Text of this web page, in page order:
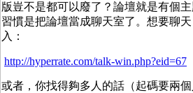
版豈不是都可以廢了？論壇就是有個
習慣是把論壇當成聊天室了。想要聊
入：
http://hyperrate.com/talk-win.php?eid=67
或者，你找得夠多人的話（起碼要兩